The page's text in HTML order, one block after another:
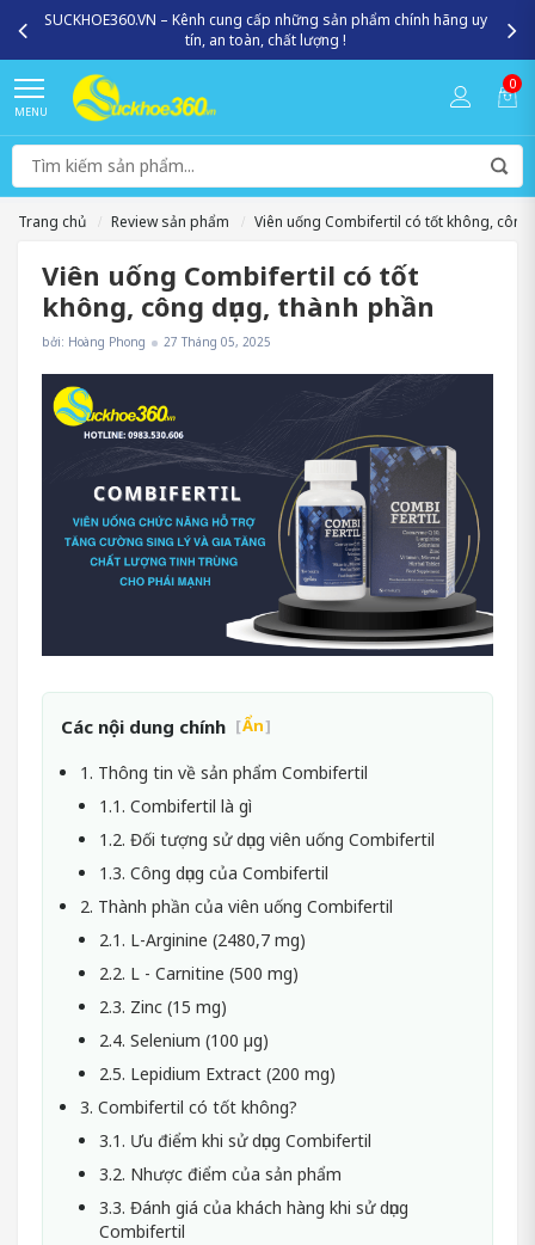
Miễn phí giao hàng toàn quốc - Giao nhanh 2h nội thành HN, HCM
MENU
0
Trang chủ Review sản phẩm Viên uống Combifertil có tốt không, công
Viên uống Combifertil có tốt
không, công dụng, thành phần
bởi: Hoàng Phong 27 Tháng 05, 2025
Các nội dung chính [Ẩn]
1. Thông tin về sản phẩm Combifertil
1.1. Combifertil là gì
1.2. Đối tượng sử dụng viên uống Combifertil
1.3. Công dụng của Combifertil
2. Thành phần của viên uống Combifertil
2.1. L-Arginine (2480,7 mg)
2.2. L - Carnitine (500 mg)
2.3. Zinc (15 mg)
2.4. Selenium (100 µg)
2.5. Lepidium Extract (200 mg)
3. Combifertil có tốt không?
3.1. Ưu điểm khi sử dụng Combifertil
3.2. Nhược điểm của sản phẩm
3.3. Đánh giá của khách hàng khi sử dụng
Combifertil